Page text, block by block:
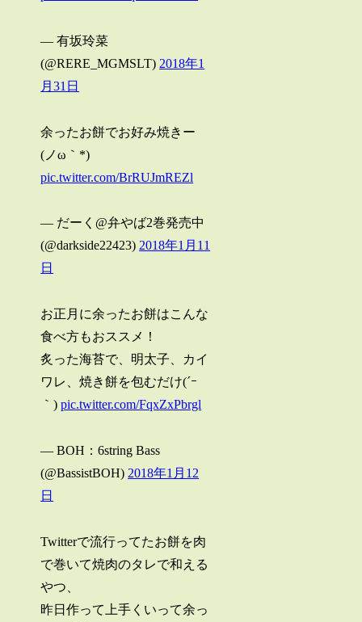
— 有坂玲菜
(@RERE_MGMSLT) 2018年1
月31日
余ったお餅でお好み焼きー
(ノω｀*)
pic.twitter.com/BrRUJmREZl
— だーく@弁やば2巻発売中
(@darkside22423) 2018年1月11
日
お正月に余ったお餅はこんな
食べ方もおススメ！
炙った海苔で、明太子、カイ
ワレ、焼き餅を包むだけ(´ｰ
｀)pic.twitter.com/FqxZxPbrgl
— BOH：6string Bass
(@BassistBOH) 2018年1月12
日
Twitterで流行ってたお餅を肉
で巻いて焼肉のタレで和える
やつ、
昨日作って上手くいって余っ